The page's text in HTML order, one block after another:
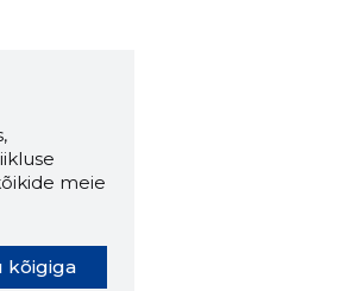
meie
kõigiga